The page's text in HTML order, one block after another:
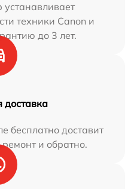
техники Canon и
до 3 лет.
доставка
бесплатно доставит
и обратно.